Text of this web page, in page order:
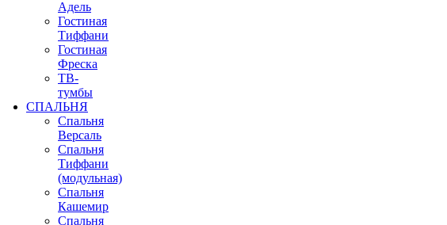
Адель
Гостиная
Тиффани
Гостиная
Фреска
ТВ-
тумбы
СПАЛЬНЯ
Спальня
Версаль
Спальня
Тиффани
(модульная)
Спальня
Кашемир
Спальня